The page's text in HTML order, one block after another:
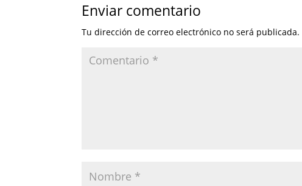
Enviar comentario
Tu dirección de correo electrónico no será publicada.